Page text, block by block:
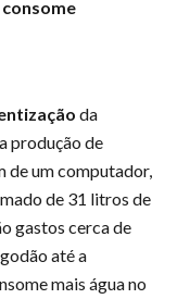
da
produção de
de um computador,
de 31 litros de
gastos cerca de
até a
mais água no